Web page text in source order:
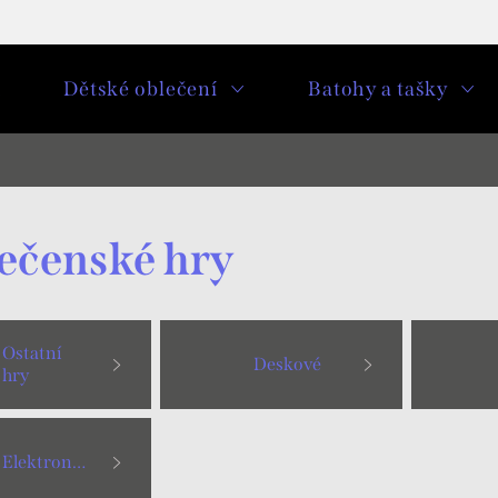
Dětské oblečení Batohy a tašky
hry
Ostatní
hry
Deskové
Elektronické